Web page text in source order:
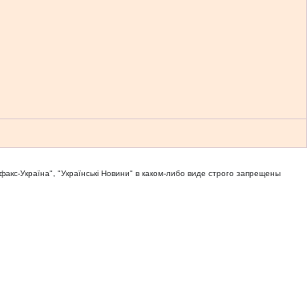
Україна", "Українськi Новини" в каком-либо виде строго запрещены